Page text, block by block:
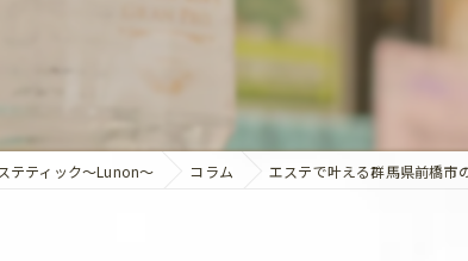
ブライダル
テティック～Lunon～ コラム エステで叶える群馬県前橋市